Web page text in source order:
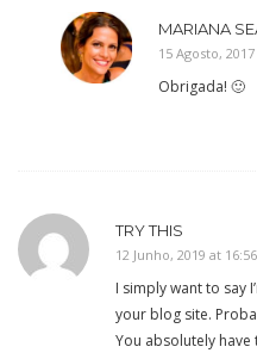
MARIANA
15 Agosto, 2017
Obrigada! 🙂
TRY THIS
12 Junho, 2019 at 16:56
I simply want to say
your blog site.
You absolutely